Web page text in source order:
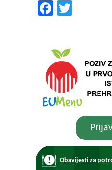
Facebook
Obavijesti za